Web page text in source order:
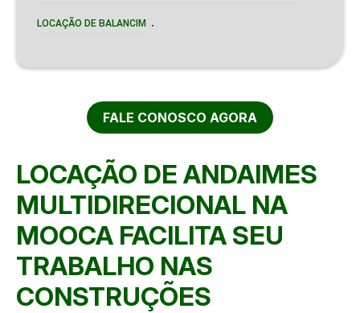
LOCAÇÃO DE BALANCIM .
FALE CONOSCO AGORA
LOCAÇÃO DE ANDAIMES
MULTIDIRECIONAL NA
MOOCA FACILITA SEU
TRABALHO NAS
CONSTRUÇÕES